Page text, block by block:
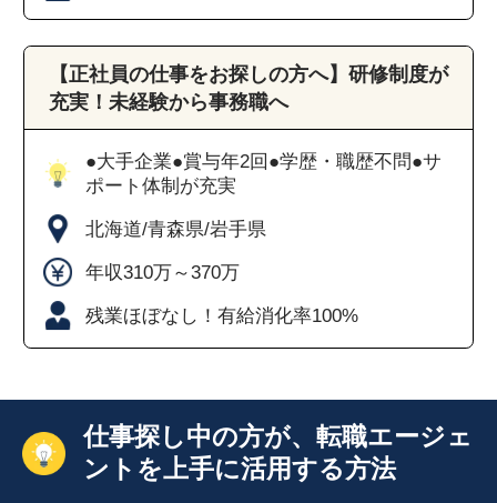
【正社員の仕事をお探しの方へ】研修制度が
充実！未経験から事務職へ
●大手企業●賞与年2回●学歴・職歴不問●サ
ポート体制が充実
北海道/青森県/岩手県
年収310万～370万
残業ほぼなし！有給消化率100%
仕事探し中の方が、転職エージェ
ントを上手に活用する方法